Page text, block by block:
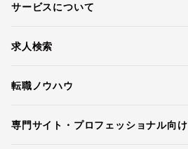
サービスについて
求人検索
転職ノウハウ
専門サイト・プロフェッショナル向け